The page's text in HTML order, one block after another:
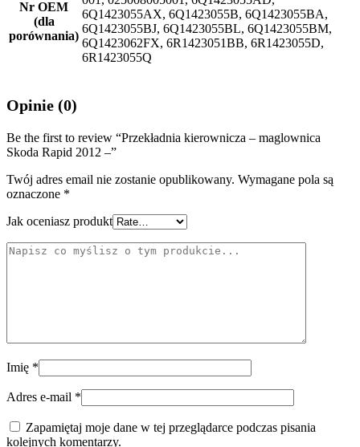
Nr OEM
(dla
porównania)
6Q1423055AX, 6Q1423055B, 6Q1423055BA,
6Q1423055BJ, 6Q1423055BL, 6Q1423055BM,
6Q1423062FX, 6R1423051BB, 6R1423055D,
6R1423055Q
Opinie (0)
Be the first to review “Przekładnia kierownicza – maglownica
Skoda Rapid 2012 –”
Twój adres email nie zostanie opublikowany. Wymagane pola są
oznaczone *
Jak oceniasz produkt
Imię *
Adres e-mail *
Zapamiętaj moje dane w tej przeglądarce podczas pisania
kolejnych komentarzy.